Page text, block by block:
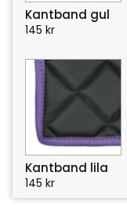
Kantband gul
145 kr
Kantband lila
145 kr